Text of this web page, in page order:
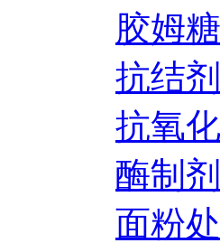
胶姆
抗结剂
抗氧
酶制剂
面粉